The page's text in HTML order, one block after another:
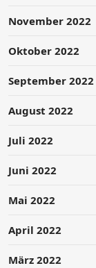
November 2022
Oktober 2022
September 2022
August 2022
Juli 2022
Juni 2022
Mai 2022
April 2022
März 2022